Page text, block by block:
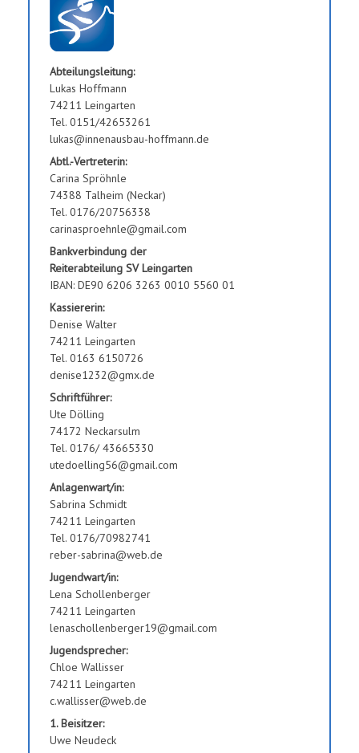
Abteilungsleitung:
Lukas Hoffmann
74211 Leingarten
Tel. 0151/42653261
lukas@innenausbau-hoffmann.de
Abtl.-Vertreterin:
Carina Spröhnle
74388 Talheim (Neckar)
Tel. 0176/20756338
carinasproehnle@gmail.com
Bankverbindung der
Reiterabteilung SV Leingarten
IBAN: DE90 6206 3263 0010 5560 01
Kassiererin:
Denise Walter
74211 Leingarten
Tel. 0163 6150726
denise1232@gmx.de
Schriftführer:
Ute Dölling
74172 Neckarsulm
Tel. 0176/ 43665330
utedoelling56@gmail.com
Anlagenwart/in:
Sabrina Schmidt
74211 Leingarten
Tel. 0176/70982741
reber-sabrina@web.de
Jugendwart/in:
Lena Schollenberger
74211 Leingarten
lenaschollenberger19@gmail.com
Jugendsprecher:
Chloe Wallisser
74211 Leingarten
c.wallisser@web.de
1. Beisitzer:
Uwe Neudeck